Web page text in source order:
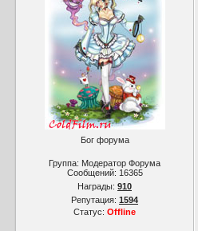
Бог форума
Группа: Модератор Форума
Сообщений: 16365
Награды: 910
Репутация: 1594
Статус: Offline